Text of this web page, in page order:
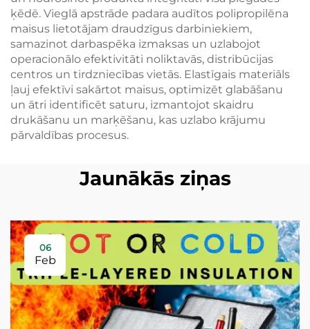
ķēdē. Vieglā apstrāde padara audītos polipropilēna
maisus lietotājam draudzīgus darbiniekiem,
samazinot darbaspēka izmaksas un uzlabojot
operacionālo efektivitāti noliktavās, distribūcijas
centros un tirdzniecības vietās. Elastīgais materiāls
ļauj efektīvi sakārtot maisus, optimizēt glabāšanu
un ātri identificēt saturu, izmantojot skaidru
drukāšanu un marķēšanu, kas uzlabo krājumu
pārvaldības procesus.
Jaunākās ziņas
06
Feb